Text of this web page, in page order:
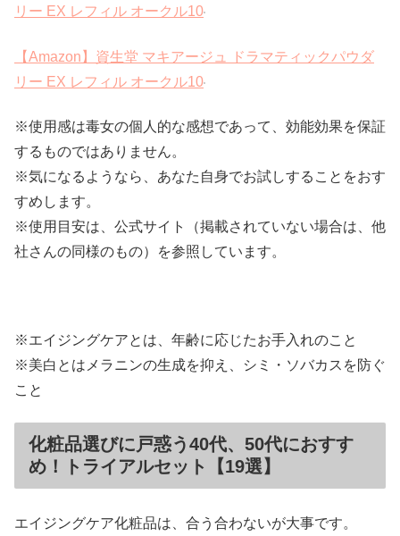
リー EX レフィル オークル10
【Amazon】資生堂 マキアージュ ドラマティックパウダ
リー EX レフィル オークル10
※使用感は毒女の個人的な感想であって、効能効果を保証
するものではありません。
※気になるようなら、あなた自身でお試しすることをおす
すめします。
※使用目安は、公式サイト（掲載されていない場合は、他
社さんの同様のもの）を参照しています。
※エイジングケアとは、年齢に応じたお手入れのこと
※美白とはメラニンの生成を抑え、シミ・ソバカスを防ぐ
こと
化粧品選びに戸惑う40代、50代におすす
め！トライアルセット【19選】
エイジングケア化粧品は、合う合わないが大事です。